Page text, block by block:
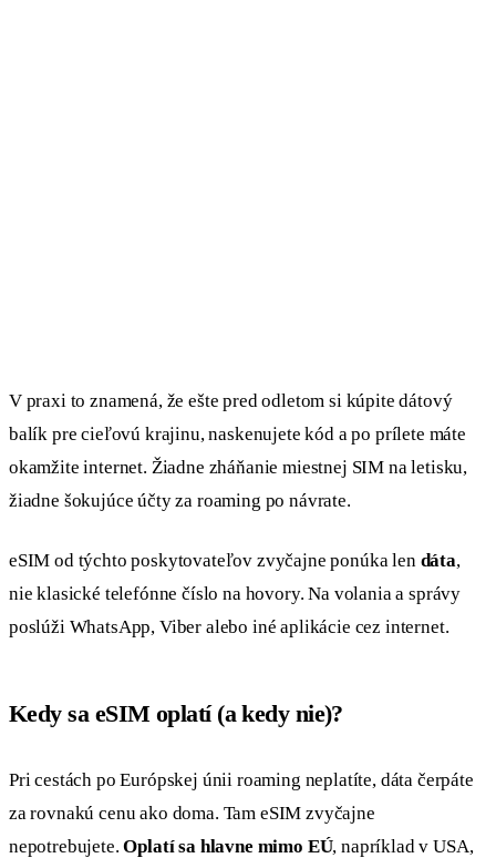
V praxi to znamená, že ešte pred odletom si kúpite dátový
balík pre cieľovú krajinu, naskenujete kód a po prílete máte
okamžite internet. Žiadne zháňanie miestnej SIM na letisku,
žiadne šokujúce účty za roaming po návrate.
eSIM od týchto poskytovateľov zvyčajne ponúka len dáta,
nie klasické telefónne číslo na hovory. Na volania a správy
poslúži WhatsApp, Viber alebo iné aplikácie cez internet.
Kedy sa eSIM oplatí (a kedy nie)?
Pri cestách po Európskej únii roaming neplatíte, dáta čerpáte
za rovnakú cenu ako doma. Tam eSIM zvyčajne
nepotrebujete.Oplatí sa hlavne mimo EÚ, napríklad v USA,